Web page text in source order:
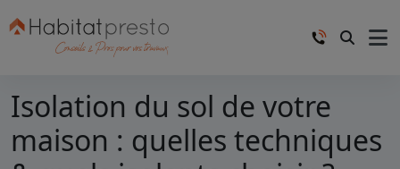
Isolation du sol de votre
maison : quelles techniques